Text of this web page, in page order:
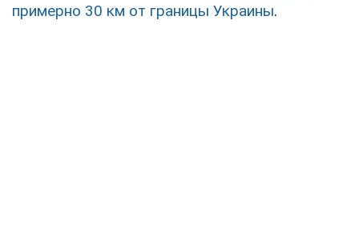
примерно 30 км от границы Украины.